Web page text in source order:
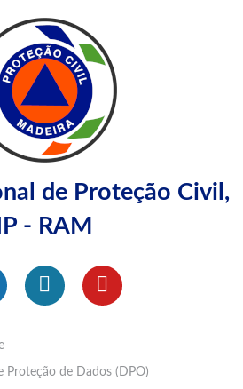
de Proteção Civil,
IP - RAM
Proteção de Dados (DPO)